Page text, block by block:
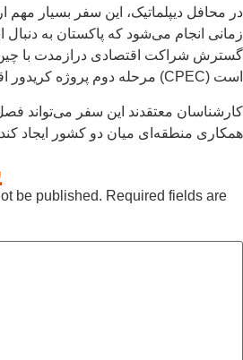
در محافل دیپلماتیک، این سفر بسیار مهم
زمانی انجام می‌شود که پاکستان به دنبال
گسترش شراکت اقتصادی درازمدت با
مرحله دوم پروژه کریدور اقتصادی چین–پاکستان (CPEC) است
کارشناسان معتقدند این سفر می‌تواند
همکاری منطقه‌ای میان دو کشور ایجاد کند
be published. Required fields are